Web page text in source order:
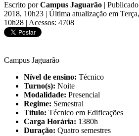
Escrito porCampus Jaguarão |
2018, 10h23 | Última atualização em
10h28 | Acessos: 4708
Campus Jaguarão
Nível de ensino: Técnico
Turno(s): Noite
Modalidade: Presencial
Regime: Semestral
Título: Técnico em Edificações
Carga Horária: 1380h
Duração: Quatro semestres